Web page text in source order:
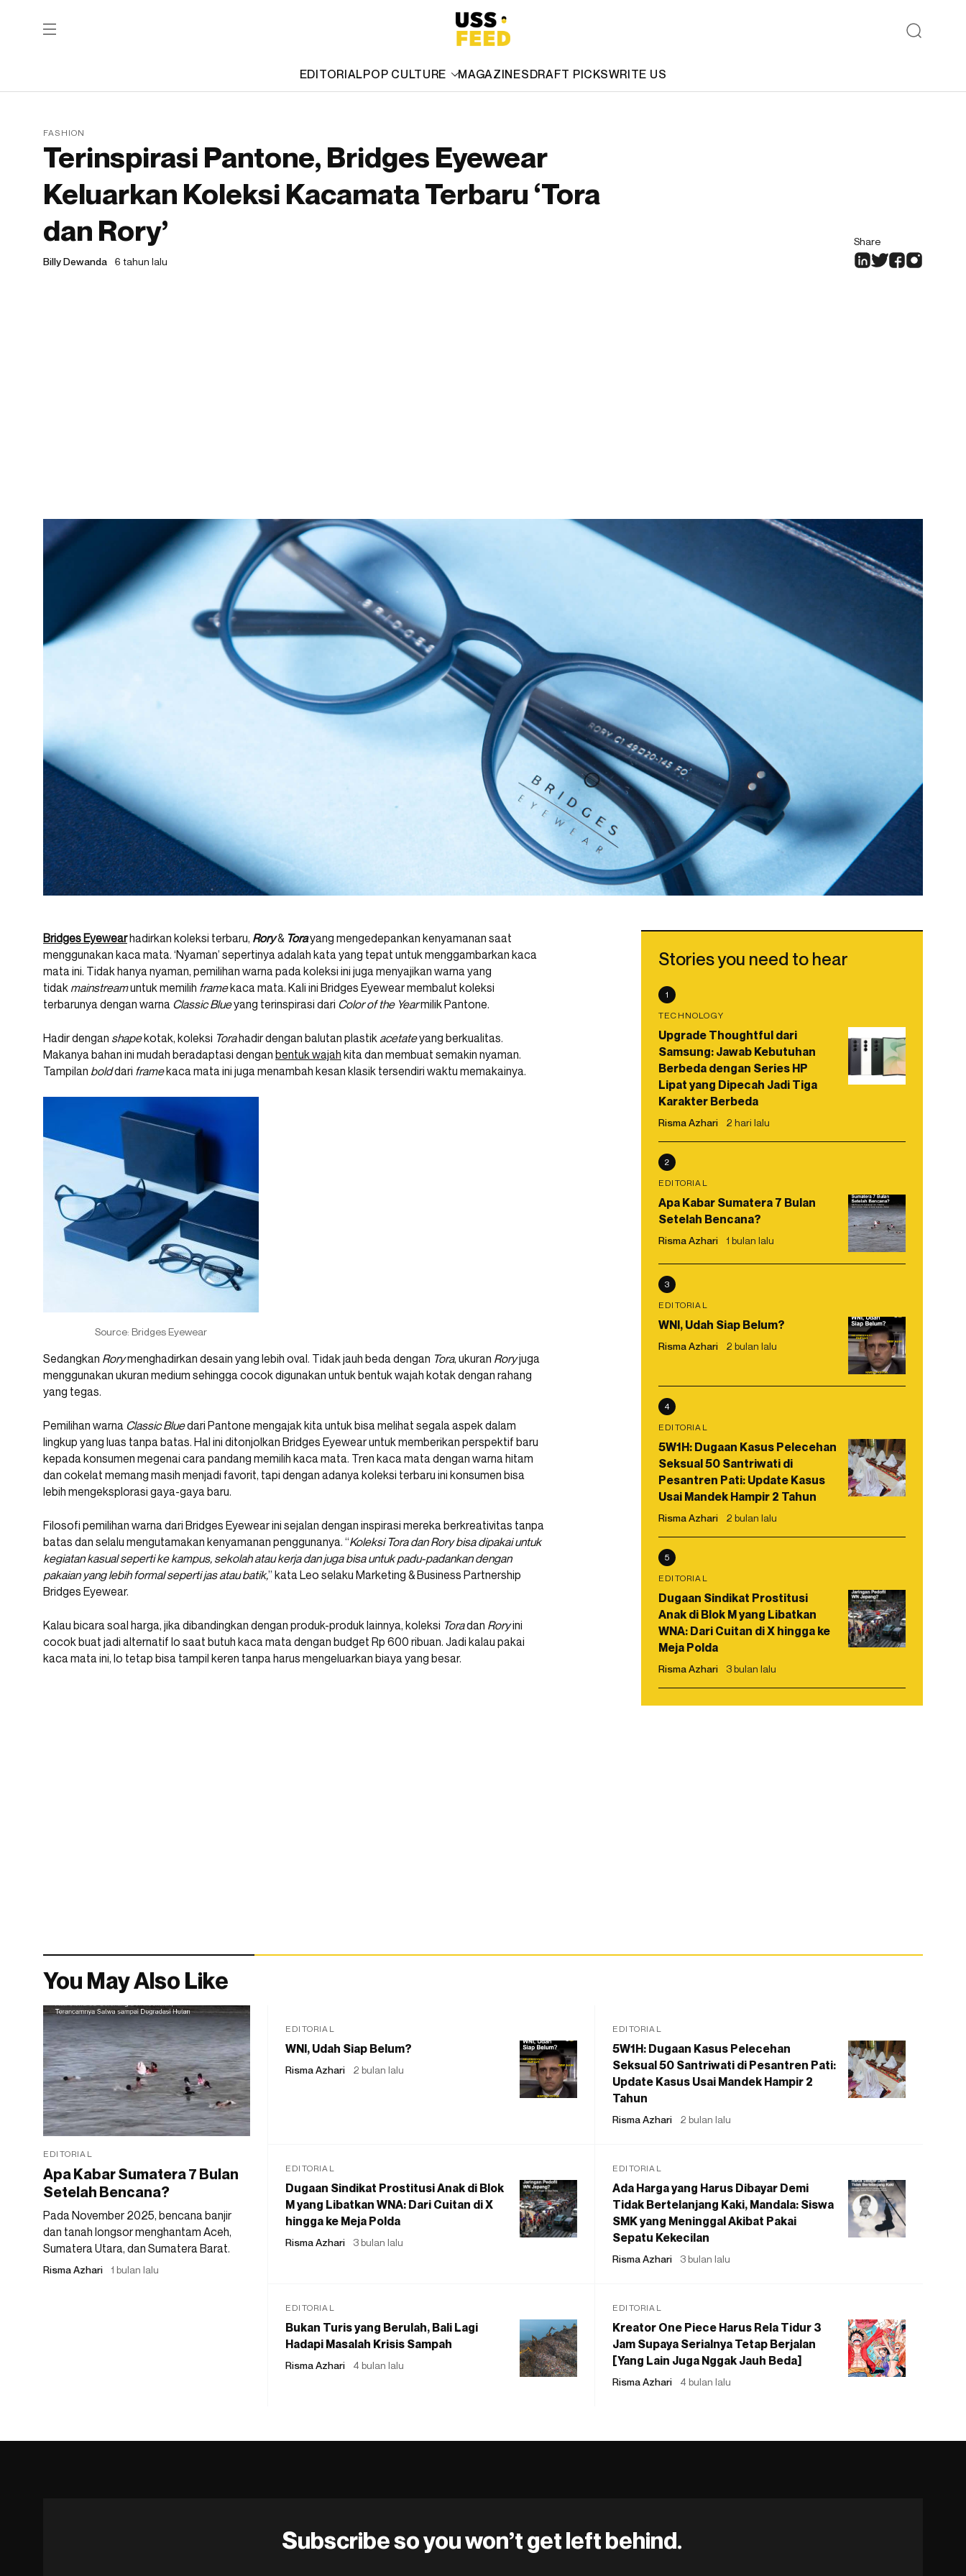
EDITORIALPOP CULTURE MAGAZINESDRAFT PICKSWRITE US
FASHION
Terinspirasi Pantone, Bridges Eyewear
Keluarkan Koleksi Kacamata Terbaru ‘Tora
dan Rory’
Billy Dewanda 6 tahun lalu
Share
Bridges Eyewearhadirkan koleksi terbaru, Rory& Torayang mengedepankan kenyamanan saat
menggunakan kaca mata. ‘Nyaman’ sepertinya adalah kata yang tepat untuk menggambarkan kaca
mata ini. Tidak hanya nyaman, pemilihan warna pada koleksi ini juga menyajikan warna yang
tidak mainstreamuntuk memilih framekaca mata. Kali ini Bridges Eyewear membalut koleksi
terbarunya dengan warna Classic Blueyang terinspirasi dari Color of the Yearmilik Pantone.
Hadir dengan shapekotak, koleksi Torahadir dengan balutan plastikacetateyang berkualitas.
Makanya bahan ini mudah beradaptasi dengan bentuk wajah kita dan membuat semakin nyaman.
Tampilan bolddari framekaca mata ini juga menambah kesan klasik tersendiri waktu memakainya.
Source: Bridges Eyewear
Sedangkan Rorymenghadirkan desain yang lebih oval. Tidak jauh beda dengan Tora, ukuran Roryjuga
menggunakan ukuran medium sehingga cocok digunakan untuk bentuk wajah kotak dengan rahang
yang tegas.
Pemilihan warna Classic Bluedari Pantone mengajak kita untuk bisa melihat segala aspek dalam
lingkup yang luas tanpa batas. Hal ini ditonjolkan Bridges Eyewear untuk memberikan perspektif baru
kepada konsumen megenai cara pandang memilih kaca mata. Tren kaca mata dengan warna hitam
dan cokelat memang masih menjadi favorit, tapi dengan adanya koleksi terbaru ini konsumen bisa
lebih mengeksplorasi gaya-gaya baru.
Filosofi pemilihan warna dari Bridges Eyewear ini sejalan dengan inspirasi mereka berkreativitas tanpa
batas dan selalu mengutamakan kenyamanan penggunanya. “Koleksi Tora dan Rory bisa dipakai untuk
kegiatan kasual seperti ke kampus, sekolah atau kerja dan juga bisa untuk padu-padankan dengan
pakaian yang lebih formal seperti jas atau batik,” kata Leo selaku Marketing & Business Partnership
Bridges Eyewear.
Kalau bicara soal harga, jika dibandingkan dengan produk-produk lainnya, koleksi Toradan Roryini
cocok buat jadi alternatif lo saat butuh kaca mata dengan budget Rp 600 ribuan. Jadi kalau pakai
kaca mata ini, lo tetap bisa tampil keren tanpa harus mengeluarkan biaya yang besar.
Stories you need to hear
1
TECHNOLOGY
Upgrade Thoughtful dari
Samsung: Jawab Kebutuhan
Berbeda dengan Series HP
Lipat yang Dipecah Jadi Tiga
Karakter Berbeda
Risma Azhari 2 hari lalu
2
EDITORIAL
Apa Kabar Sumatera 7 Bulan
Setelah Bencana?
Risma Azhari 1 bulan lalu
3
EDITORIAL
WNI, Udah Siap Belum?
Risma Azhari 2 bulan lalu
4
EDITORIAL
5W1H: Dugaan Kasus Pelecehan
Seksual 50 Santriwati di
Pesantren Pati: Update Kasus
Usai Mandek Hampir 2 Tahun
Risma Azhari 2 bulan lalu
5
EDITORIAL
Dugaan Sindikat Prostitusi
Anak di Blok M yang Libatkan
WNA: Dari Cuitan di X hingga ke
Meja Polda
Risma Azhari 3 bulan lalu
You May Also Like
EDITORIAL
Apa Kabar Sumatera 7 Bulan
Setelah Bencana?
Pada November 2025, bencana banjir
dan tanah longsor menghantam Aceh,
Sumatera Utara, dan Sumatera Barat.
Risma Azhari 1 bulan lalu
EDITORIAL
WNI, Udah Siap Belum?
Risma Azhari 2 bulan lalu
EDITORIAL
5W1H: Dugaan Kasus Pelecehan
Seksual 50 Santriwati di Pesantren Pati:
Update Kasus Usai Mandek Hampir 2
Tahun
Risma Azhari 2 bulan lalu
EDITORIAL
Dugaan Sindikat Prostitusi Anak di Blok
M yang Libatkan WNA: Dari Cuitan di X
hingga ke Meja Polda
Risma Azhari 3 bulan lalu
EDITORIAL
Ada Harga yang Harus Dibayar Demi
Tidak Bertelanjang Kaki, Mandala: Siswa
SMK yang Meninggal Akibat Pakai
Sepatu Kekecilan
Risma Azhari 3 bulan lalu
EDITORIAL
Bukan Turis yang Berulah, Bali Lagi
Hadapi Masalah Krisis Sampah
Risma Azhari 4 bulan lalu
EDITORIAL
Kreator One Piece Harus Rela Tidur 3
Jam Supaya Serialnya Tetap Berjalan
[Yang Lain Juga Nggak Jauh Beda]
Risma Azhari 4 bulan lalu
Subscribe so you won’t get left behind.